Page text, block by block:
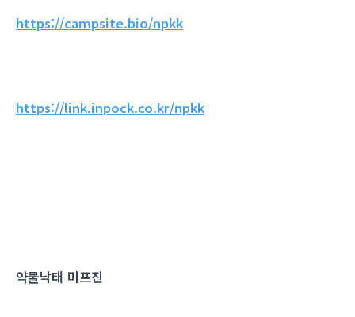
https://campsite.bio/npkk
https://link.inpock.co.kr/npkk
약물낙태 미프진